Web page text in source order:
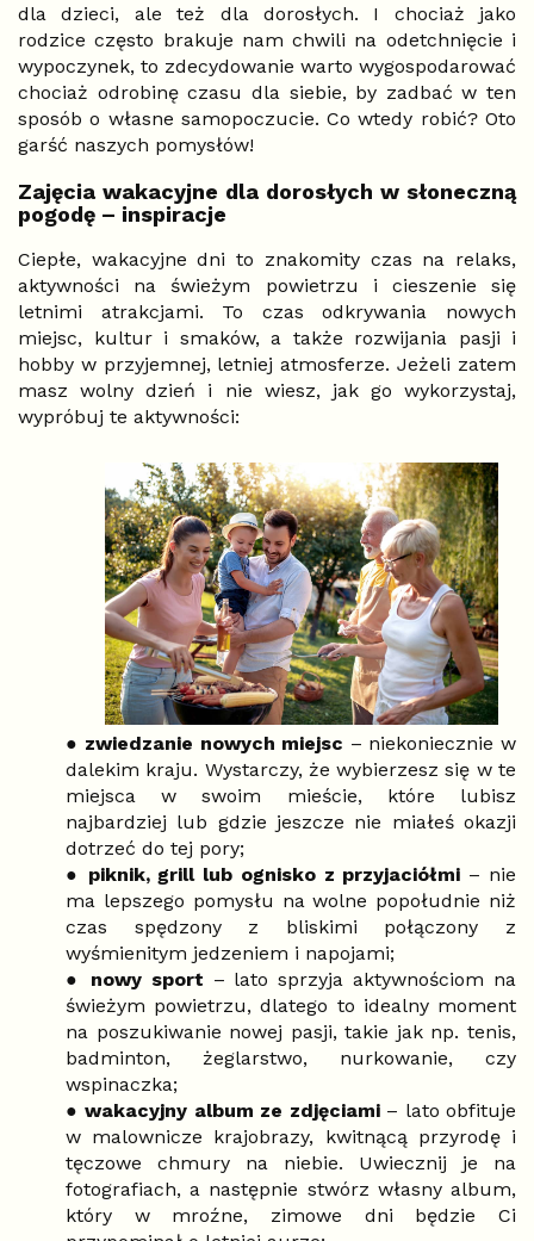
dla dzieci, ale też dla dorosłych. I chociaż jako
rodzice często brakuje nam chwili na odetchnięcie i
wypoczynek, to zdecydowanie warto wygospodarować
chociaż odrobinę czasu dla siebie, by zadbać w ten
sposób o własne samopoczucie. Co wtedy robić? Oto
garść naszych pomysłów!
Zajęcia wakacyjne dla dorosłych w słoneczną
pogodę – inspiracje
Ciepłe, wakacyjne dni to znakomity czas na relaks,
aktywności na świeżym powietrzu i cieszenie się
letnimi atrakcjami. To czas odkrywania nowych
miejsc, kultur i smaków, a także rozwijania pasji i
hobby w przyjemnej, letniej atmosferze. Jeżeli zatem
masz wolny dzień i nie wiesz, jak go wykorzystaj,
wypróbuj te aktywności:
● zwiedzanie nowych miejsc – niekoniecznie w
dalekim kraju. Wystarczy, że wybierzesz się w te
miejsca w swoim mieście, które lubisz
najbardziej lub gdzie jeszcze nie miałeś okazji
dotrzeć do tej pory;
● piknik, grill lub ognisko z przyjaciółmi – nie
ma lepszego pomysłu na wolne popołudnie niż
czas spędzony z bliskimi połączony z
wyśmienitym jedzeniem i napojami;
● nowy sport – lato sprzyja aktywnościom na
świeżym powietrzu, dlatego to idealny moment
na poszukiwanie nowej pasji, takie jak np. tenis,
badminton, żeglarstwo, nurkowanie, czy
wspinaczka;
● wakacyjny album ze zdjęciami – lato obfituje
w malownicze krajobrazy, kwitnącą przyrodę i
tęczowe chmury na niebie. Uwiecznij je na
fotografiach, a następnie stwórz własny album,
który w mroźne, zimowe dni będzie Ci